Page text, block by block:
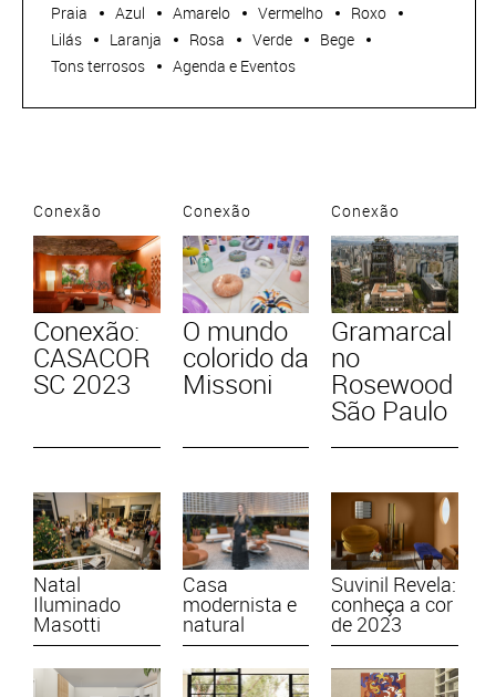
Praia
Azul Amarelo Vermelho
Roxo
Lilás
Laranja Rosa Verde
Bege
Tons terrosos
Agenda e Eventos
Conexão
Conexão:
CASACOR
SC 2023
Conexão
O mundo
colorido da
Missoni
Conexão
Gramarcal
no
Rosewood
São Paulo
Natal
Iluminado
Masotti
Casa
modernista e
natural
Suvinil Revela:
conheça a cor
de 2023